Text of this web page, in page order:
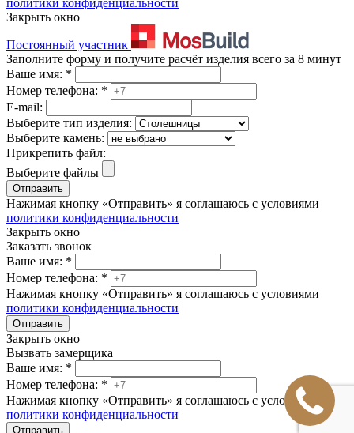
Закрыть окно
Постоянный участник
Заполните форму и получите расчёт изделия всего за 8 минут
Ваше имя: *
Номер телефона: *
E-mail:
Выберите тип изделия:
Выберите камень:
Прикрепить файл:
Выберите файлы
Отправить
Нажимая кнопку «Отправить» я соглашаюсь с условиями
политики конфиденциальности
Закрыть окно
Заказать звонок
Ваше имя: *
Номер телефона: *
Нажимая кнопку «Отправить» я соглашаюсь с условиями
политики конфиденциальности
Отправить
Закрыть окно
Вызвать замерщика
Ваше имя: *
Номер телефона: *
Нажимая кнопку «Отправить» я соглашаюсь с условиями
политики конфиденциальности
Отправить